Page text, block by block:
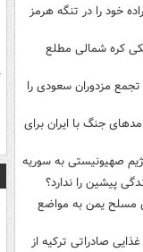
خود را در تنگه هرمز
کره شمالی مطلع
مزدوران سعودی را
جنگ با ایران برای
صهیونیستی به سوریه
پیشین را ندارد؟
مسلح یمن به مواضع
صادراتی ترکیه از